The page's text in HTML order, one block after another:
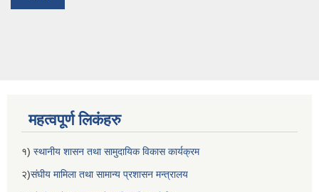
महत्वपूर्ण लिकंहरु
१) स्थानीय शासन तथा सामुदायिक विकास कार्यक्रम
२)संघीय मामिला तथा सामान्य प्रशासन मन्त्रालय